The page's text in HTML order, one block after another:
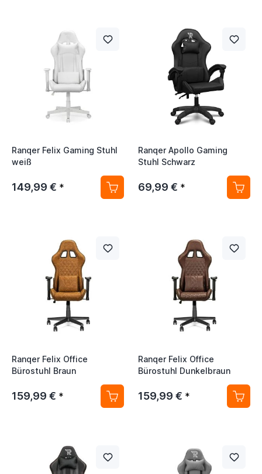
Ranqer Felix Gaming Stuhl
weiß
149,99 € *
Ranqer Apollo Gaming
Stuhl Schwarz
69,99 € *
Ranqer Felix Office
Bürostuhl Braun
159,99 € *
Ranqer Felix Office
Bürostuhl Dunkelbraun
159,99 € *